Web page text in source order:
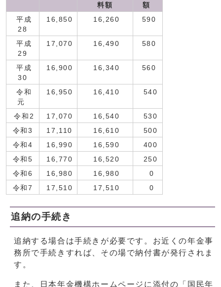
料額
額
平成
28
16,850 16,260 590
平成
29
17,070 16,490 580
平成
30
16,900 16,340 560
令和
元
16,950 16,410 540
令和2 17,070 16,540
530
令和3
17,110 16,610
500
令和4
16,990 16,590
400
令和5
16,770 16,520
250
令和6
16,980 16,980
0
令和7
17,510 17,510 0
追納の手続き
追納する場合は手続きが必要です。お近くの年金事
務所で手続きすれば、その場で納付書が発行されま
す。
また、日本年金機構ホームページに添付の「国民年